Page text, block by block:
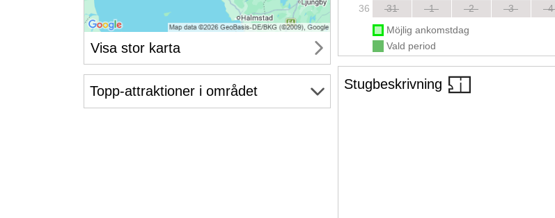
36
31 1 2 3 4
Möjlig ankomstdag
Vald period
Stugbeskrivning
Visa stor karta
Topp-attraktioner i området